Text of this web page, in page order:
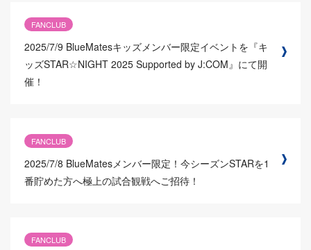
FANCLUB
2025/7/9 BlueMatesキッズメンバー限定イベントを『キ
ッズSTAR☆NIGHT 2025 Supported by J:COM』にて開
催！
FANCLUB
2025/7/8 BlueMatesメンバー限定！今シーズンSTARを1
番貯めた方へ極上の試合観戦へご招待！
FANCLUB